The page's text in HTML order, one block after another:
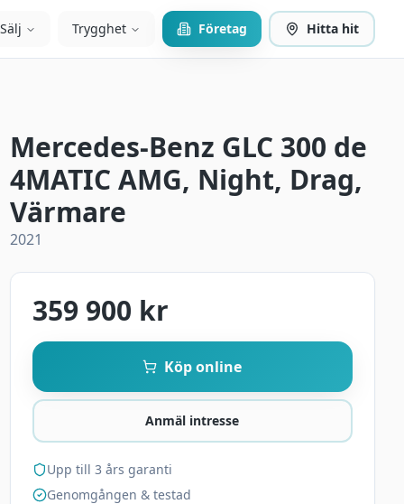
Sälj Trygghet Företag Hitta hit
Mercedes-Benz GLC 300 de
4MATIC AMG, Night, Drag,
Värmare
2021
359 900 kr
Köp online
Anmäl intresse
Upp till 3 års garanti
Genomgången & testad